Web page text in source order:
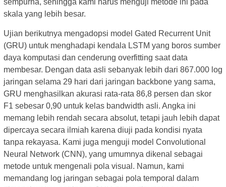
sempurna, sehingga kami harus menguji metode ini pada
skala yang lebih besar.
Ujian berikutnya mengadopsi model Gated Recurrent Unit
(GRU) untuk menghadapi kendala LSTM yang boros sumber
daya komputasi dan cenderung overfitting saat data
membesar. Dengan data asli sebanyak lebih dari 867.000 log
jaringan selama 29 hari dari jaringan backbone yang sama,
GRU menghasilkan akurasi rata-rata 86,8 persen dan skor
F1 sebesar 0,90 untuk kelas bandwidth asli. Angka ini
memang lebih rendah secara absolut, tetapi jauh lebih dapat
dipercaya secara ilmiah karena diuji pada kondisi nyata
tanpa rekayasa. Kami juga menguji model Convolutional
Neural Network (CNN), yang umumnya dikenal sebagai
metode untuk mengenali pola visual. Namun, kami
memandang log jaringan sebagai pola temporal dalam